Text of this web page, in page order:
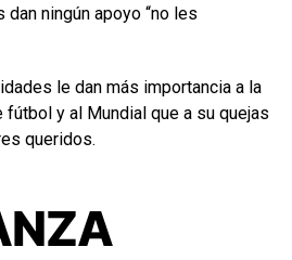
ningún apoyo “no les
le dan más importancia a la
y al Mundial que a su quejas
queridos.